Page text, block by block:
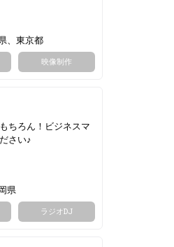
、東京都
映像制作
ちろん！ビジネスマ
さい♪
県
ラジオDJ